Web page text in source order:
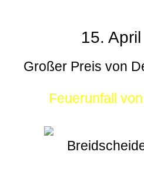
15.
Großer Preis von
Feuerunfall